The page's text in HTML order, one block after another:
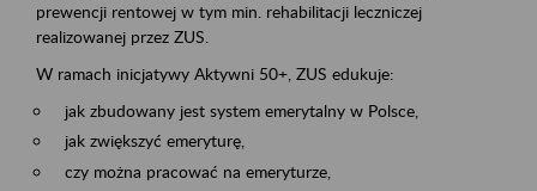
prewencji rentowej w tym min. rehabilitacji leczniczej
realizowanej przez ZUS.
W ramach inicjatywy Aktywni 50+, ZUS edukuje:
jak zbudowany jest system emerytalny w Polsce,
jak zwiększyć emeryturę,
czy można pracować na emeryturze,